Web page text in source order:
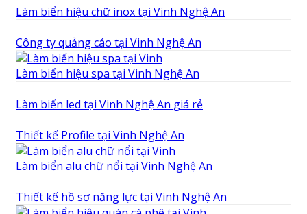
Làm biển hiệu chữ inox tại Vinh Nghệ An
Công ty quảng cáo tại Vinh Nghệ An
Làm biển hiệu spa tại Vinh Nghệ An
Làm biển led tại Vinh Nghệ An giá rẻ
Thiết kế Profile tại Vinh Nghệ An
Làm biển alu chữ nổi tại Vinh Nghệ An
Thiết kế hồ sơ năng lực tại Vinh Nghệ An